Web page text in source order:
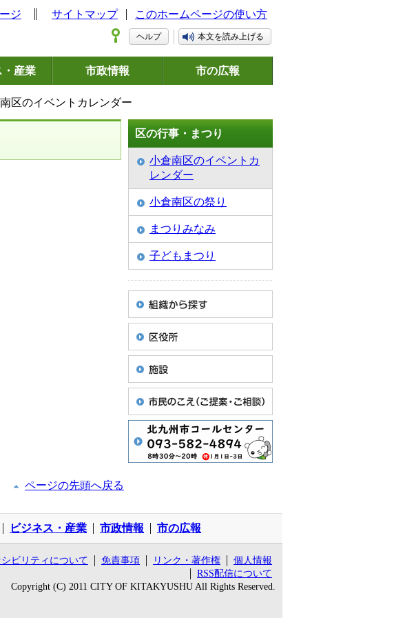
ジ サイトマップ このホームページの使い方
ヘルプ 本文を読み上げる
・産業 市政情報 市の広報
区のイベントカレンダー
区の行事・まつり
小倉南区のイベントカ
レンダー
小倉南区の祭り
まつりみなみ
子どもまつり
ページの先頭へ戻る
ビジネス・産業 市政情報 市の広報
ビリティについて 免責事項 リンク・著作権
個人情報
RSS配信について
Copyright (C) 2011 CITY OF KITAKYUSHU All Rights Reserved.